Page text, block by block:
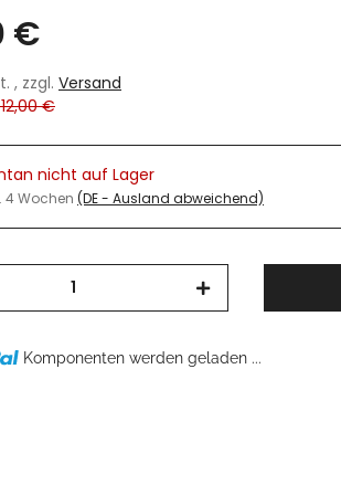
€
, zzgl. Versand
€
nicht auf Lager
4 Wochen (DE - Ausland abweichend)
Komponenten werden geladen ...